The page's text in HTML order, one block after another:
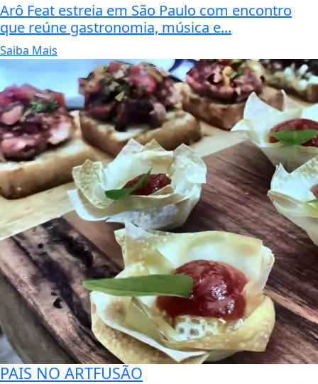
Arô Feat estreia em São Paulo com encontro
que reúne gastronomia, música e...
Saiba Mais
PAIS NO ARTFUSÃO